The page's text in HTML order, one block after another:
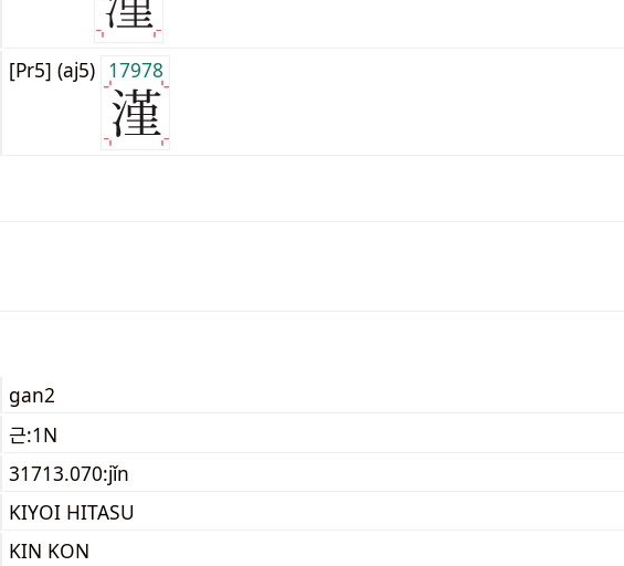
[Pr5] (aj5) 17978
gan2
근:1N
31713.070:jǐn
KIYOI HITASU
KIN KON